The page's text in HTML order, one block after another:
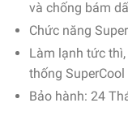
và chống bám
Chức năng
Làm lạnh tức
thống SuperCool
Bảo hành: 24